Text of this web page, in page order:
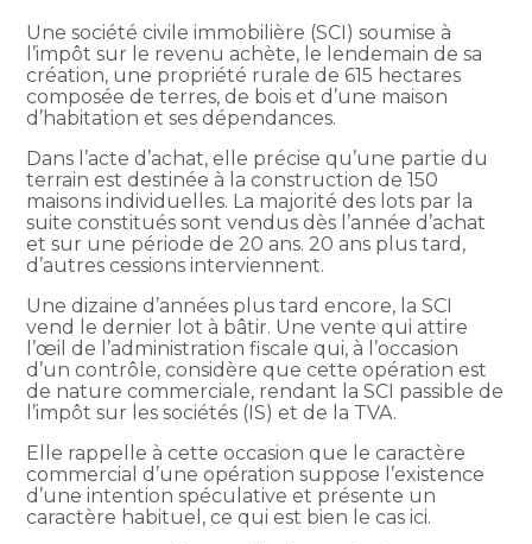
Une société civile immobilière (SCI) soumise à
l’impôt sur le revenu achète, le lendemain de sa
création, une propriété rurale de 615 hectares
composée de terres, de bois et d’une maison
d’habitation et ses dépendances.
Dans l’acte d’achat, elle précise qu’une partie du
terrain est destinée à la construction de 150
maisons individuelles. La majorité des lots par la
suite constitués sont vendus dès l’année d’achat
et sur une période de 20 ans. 20 ans plus tard,
d’autres cessions interviennent.
Une dizaine d’années plus tard encore, la SCI
vend le dernier lot à bâtir. Une vente qui attire
l’œil de l’administration fiscale qui, à l’occasion
d’un contrôle, considère que cette opération est
de nature commerciale, rendant la SCI passible de
l’impôt sur les sociétés (IS) et de la TVA.
Elle rappelle à cette occasion que le caractère
commercial d’une opération suppose l’existence
d’une intention spéculative et présente un
caractère habituel, ce qui est bien le cas ici.